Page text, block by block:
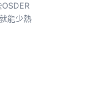
能少熱